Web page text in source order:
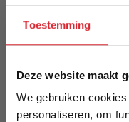
Toestemming
Deze website maakt
We gebruiken
personaliseren, om
zwart
kleurvast en
viltjes inbegrepen.
in bruin, cognac,